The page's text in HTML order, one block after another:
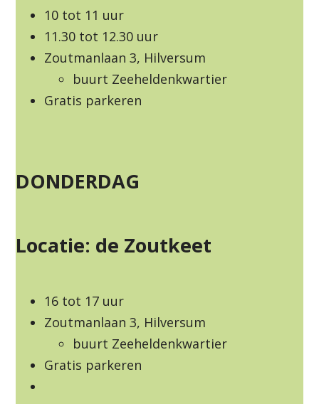
10 tot 11 uur
11.30 tot 12.30 uur
Zoutmanlaan 3, Hilversum
buurt Zeeheldenkwartier
Gratis parkeren
DONDERDAG
Locatie: de Zoutkeet
16 tot 17 uur
Zoutmanlaan 3, Hilversum
buurt Zeeheldenkwartier
Gratis parkeren